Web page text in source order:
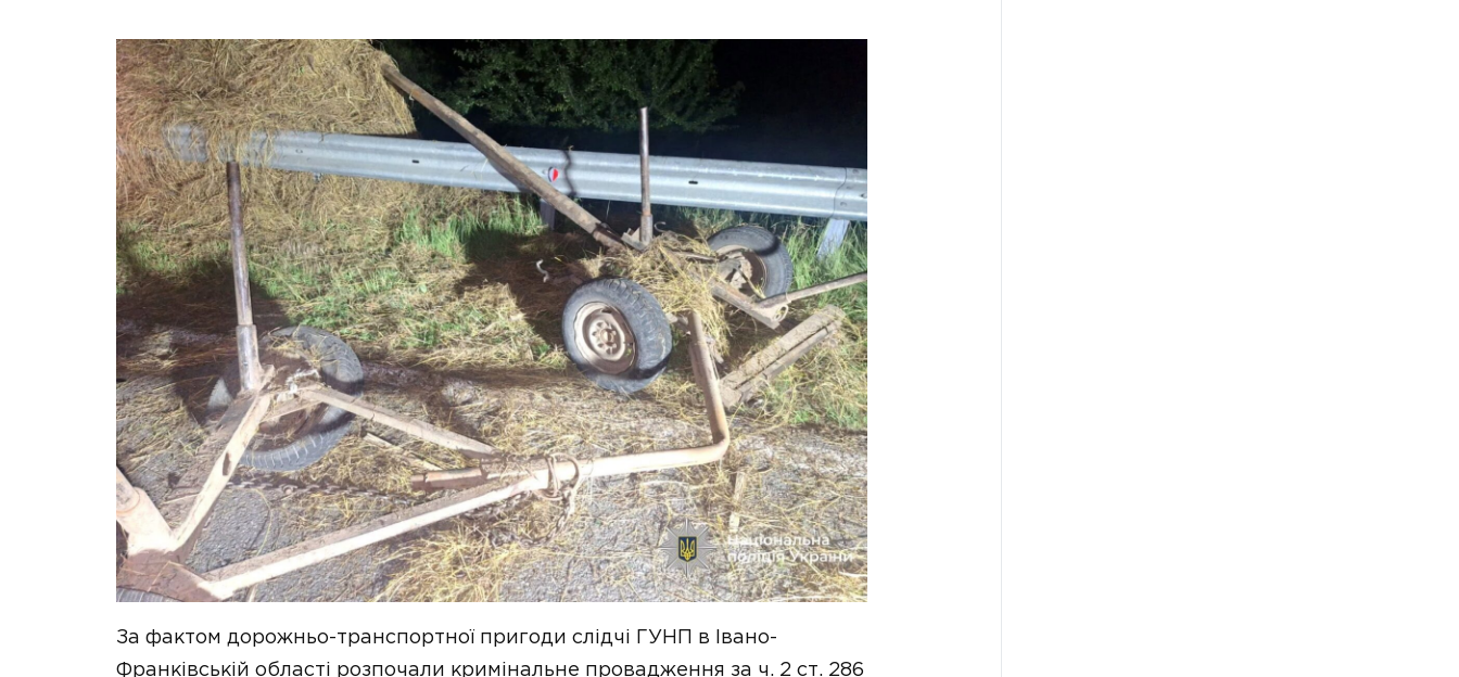
За фактом дорожньо-транспортної пригоди слідчі ГУНП в Івано-
Франківській області розпочали кримінальне провадження за ч. 2 ст. 286